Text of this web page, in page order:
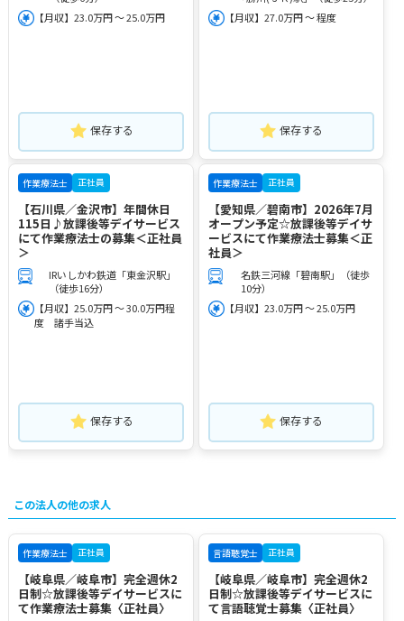
【月収】23.0万円 ～ 25.0万円
保存する
【月収】27.0万円 ～ 程度
保存する
作業療法士 正社員
【石川県／金沢市】年間休日
115日♪放課後等デイサービス
にて作業療法士の募集＜正社員
＞
IRいしかわ鉄道「東金沢駅」
（徒歩16分）
【月収】25.0万円 ～ 30.0万円程
度 諸手当込
保存する
作業療法士 正社員
【愛知県／碧南市】2026年7月
オープン予定☆放課後等デイサ
ービスにて作業療法士募集＜正
社員＞
名鉄三河線「碧南駅」（徒歩
10分）
【月収】23.0万円 ～ 25.0万円
保存する
この法人の他の求人
作業療法士 正社員
【岐阜県／岐阜市】完全週休2
日制☆放課後等デイサービスに
て作業療法士募集〈正社員〉
言語聴覚士 正社員
【岐阜県／岐阜市】完全週休2
日制☆放課後等デイサービスに
て言語聴覚士募集〈正社員〉